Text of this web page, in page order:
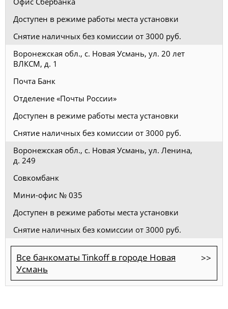
Доступен в режиме работы места установки
Снятие наличных без комиссии от 3000 руб.
Воронежская обл., с. Новая Усмань, ул. 20 лет
ВЛКСМ, д. 1
Почта Банк
Отделение «Почты России»
Доступен в режиме работы места установки
Снятие наличных без комиссии от 3000 руб.
Воронежская обл., с. Новая Усмань, ул. Ленина,
д. 249
Совкомбанк
Мини-офис № 035
Доступен в режиме работы места установки
Снятие наличных без комиссии от 3000 руб.
Все банкоматы Tinkoff в городе Новая
Усмань